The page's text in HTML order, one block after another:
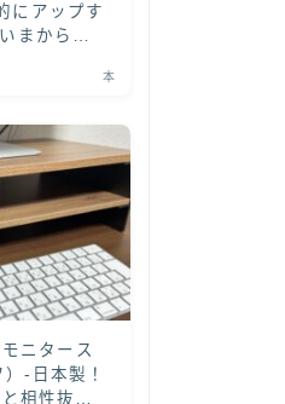
にアップす
まから
本
ニタース
-日本製！
相性抜群